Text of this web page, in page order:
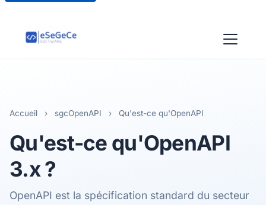
Accueil › sgcOpenAPI › Qu'est-ce qu'OpenAPI
Qu'est-ce qu'OpenAPI
3.x?
OpenAPI est la spécification standard du secteur